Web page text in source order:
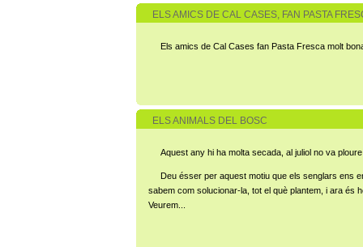
ELS AMICS DE CAL CASES, FAN PASTA
Els amics de Cal Cases fan Pasta Fresca molt
ELS ANIMALS DEL BOSC
Aquest any hi ha molta secada, al juliol no va
Deu ésser per aquest motiu que els senglars ens
sabem com solucionar-la, tot el què plantem, i ara és
Veurem...